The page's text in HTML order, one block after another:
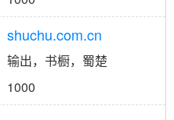
shuchu.com.cn
输出，书橱，蜀楚
1000